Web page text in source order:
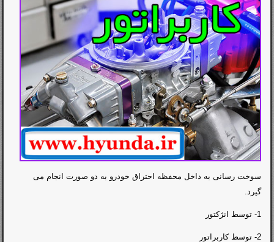
سوخت رسانی به داخل محفظه احتراق خودرو به دو صورت انجام می
گیرد.
1- توسط انژکتور
2- توسط کاربراتور